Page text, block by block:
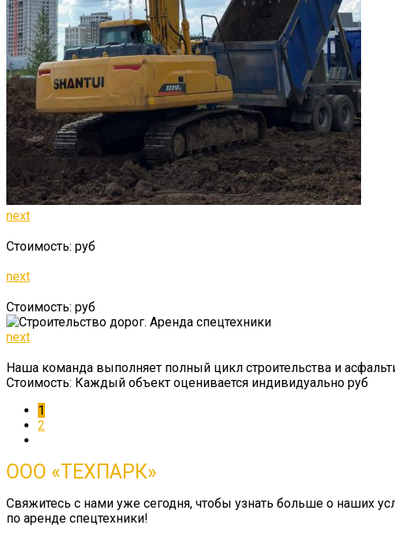
next
Стоимость: руб
next
Стоимость: руб
next
Наша команда выполняет полный цикл строительства и
Стоимость: Каждый объект оценивается индивидуально руб
1
2
ООО «ТЕХПАРК»
Свяжитесь с нами уже сегодня, чтобы узнать больше о наших
по аренде спецтехники!